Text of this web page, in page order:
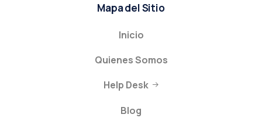
Mapa del Sitio
Inicio
Quienes Somos
Help Desk
Blog